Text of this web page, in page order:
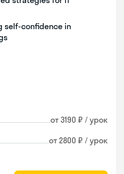
self-confidence in
от 3190 ₽ / урок
от 2800 ₽ / урок